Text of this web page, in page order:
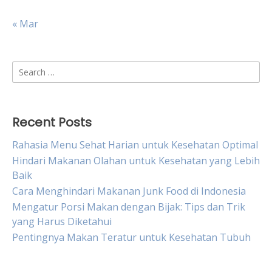
« Mar
Search
for:
Recent Posts
Rahasia Menu Sehat Harian untuk Kesehatan Optimal
Hindari Makanan Olahan untuk Kesehatan yang Lebih
Baik
Cara Menghindari Makanan Junk Food di Indonesia
Mengatur Porsi Makan dengan Bijak: Tips dan Trik
yang Harus Diketahui
Pentingnya Makan Teratur untuk Kesehatan Tubuh